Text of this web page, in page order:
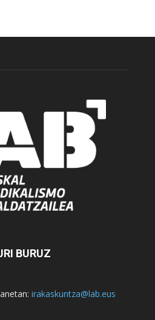
BURUZ
irakaskuntza@lab.eus